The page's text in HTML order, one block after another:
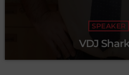
SPEAKER
VDJ